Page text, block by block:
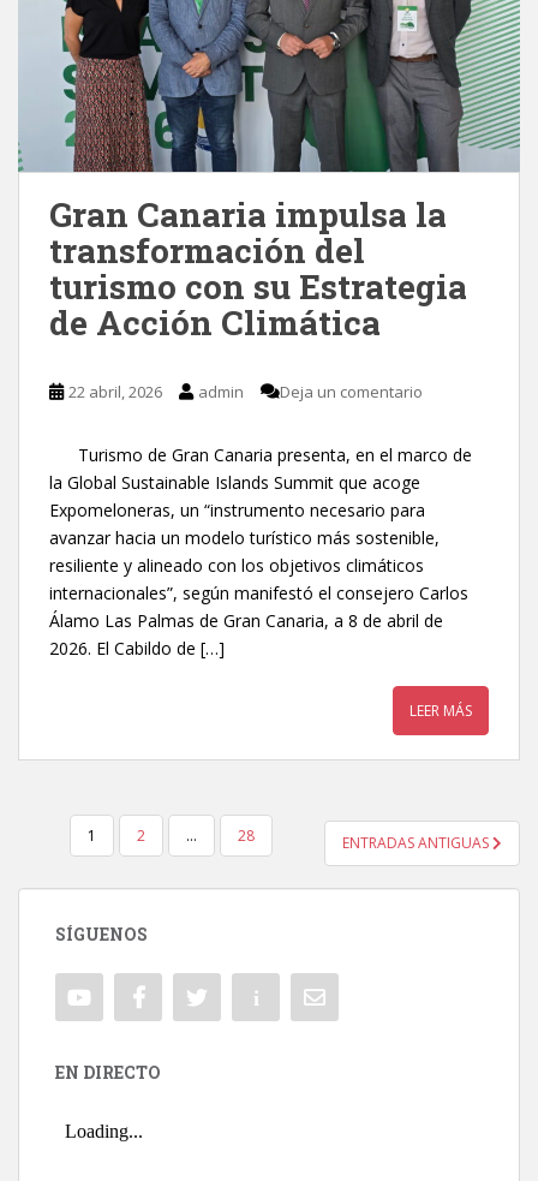
Gran Canaria impulsa la
transformación del
turismo con su Estrategia
de Acción Climática
22 abril, 2026 admin Deja un comentario
Turismo de Gran Canaria presenta, en el marco de
la Global Sustainable Islands Summit que acoge
Expomeloneras, un “instrumento necesario para
avanzar hacia un modelo turístico más sostenible,
resiliente y alineado con los objetivos climáticos
internacionales”, según manifestó el consejero Carlos
Álamo Las Palmas de Gran Canaria, a 8 de abril de
2026. El Cabildo de […]
LEER MÁS
NAVEGACIÓN DE ENTRADAS
1 2 … 28 ENTRADAS ANTIGUAS
SÍGUENOS
EN DIRECTO